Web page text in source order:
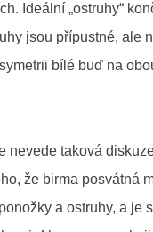
Ideální „ostruhy“
jsou přípustné, ale
bílé buď na
nevede taková
že birma posvátná
a ostruhy, a